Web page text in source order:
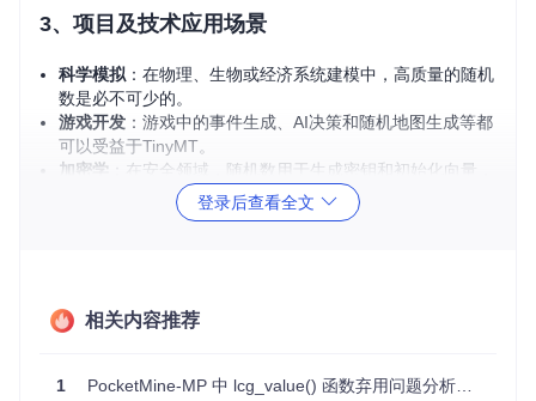
3、项目及技术应用场景
科学模拟 ：在物理、生物或经济系统建模中，高质量的随机
数是必不可少的。
游戏开发 ：游戏中的事件生成、AI决策和随机地图生成等都
可以受益于TinyMT。
加密学 ：在安全领域，随机数用于生成密钥和初始化向量，
TinyMT的高效性能可能是一个好选择。
：单元测试和性能基准测试经常需要大量随机数
4、项目特点
高性能：TinyMT拥有与大版本Mersenne Twister相似的质
登录后查看全文
相关内容推荐
1 PocketMine-MP 中 lcg_value() 函数弃用问题分析与解决方案